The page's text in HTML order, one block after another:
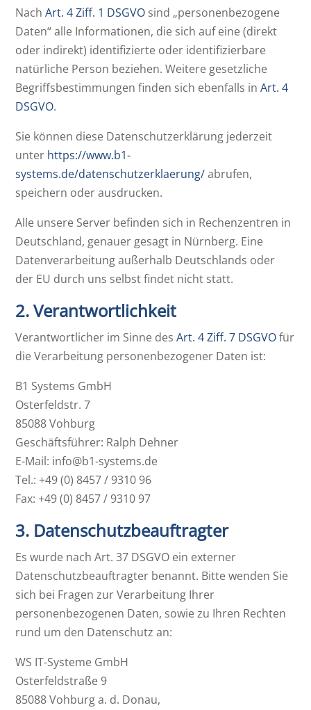
NachArt. 4 Ziff. 1 DSGVO sind „personenbezogene
Daten“ alle Informationen, die sich auf eine (direkt
oder indirekt) identifizierte oder identifizierbare
natürliche Person beziehen. Weitere gesetzliche
Begriffsbestimmungen finden sich ebenfalls inArt. 4
DSGVO.
Sie können diese Datenschutzerklärung jederzeit
unter https://www.b1-
systems.de/datenschutzerklaerung/abrufen,
speichern oder ausdrucken.
Alle unsere Server befinden sich in Rechenzentren in
Deutschland, genauer gesagt in Nürnberg. Eine
Datenverarbeitung außerhalb Deutschlands oder
der EU durch uns selbst findet nicht statt.
2. Verantwortlichkeit
Verantwortlicher im Sinne desArt. 4 Ziff. 7 DSGVOfür
die Verarbeitung personenbezogener Daten ist:
B1 Systems GmbH
Osterfeldstr. 7
85088 Vohburg
Geschäftsführer: Ralph Dehner
E-Mail: info@b1-systems.de
Tel.: +49 (0) 8457 / 9310 96
Fax: +49 (0) 8457 / 9310 97
3. Datenschutzbeauftragter
Es wurde nach Art. 37 DSGVO ein externer
Datenschutzbeauftragter benannt. Bitte wenden Sie
sich bei Fragen zur Verarbeitung Ihrer
personenbezogenen Daten, sowie zu Ihren Rechten
rund um den Datenschutz an:
WS IT-Systeme GmbH
Osterfeldstraße 9
85088 Vohburg a. d. Donau,